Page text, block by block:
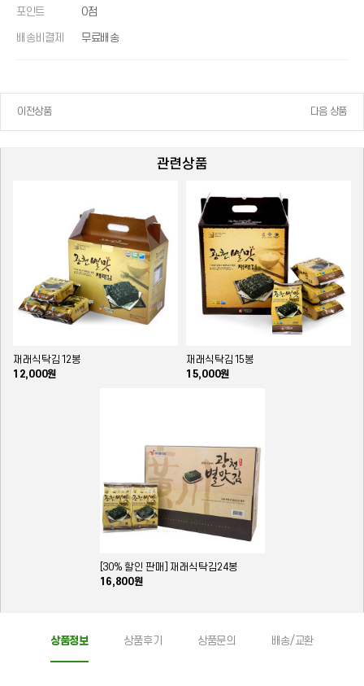
포인트 0점
배송비결제 무료배송
이전상품 다음 상품
관련상품
재래식탁김12봉
12,000원
재래식탁김15봉
15,000원
[30% 할인 판매] 재래식탁김24봉
16,800원
상품정보 상품후기 상품문의 배송/교환